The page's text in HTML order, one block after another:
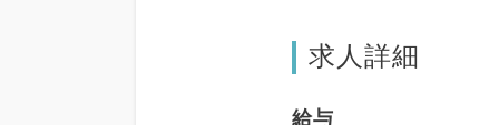
求人詳細
給与